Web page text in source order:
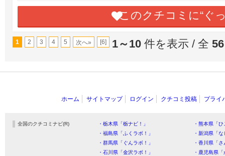
このクチコミに“ぐ
1 2 3 4 5 次へ» [6] 1～10 件を表示 / 全 56
ホーム サイトマップ ログイン クチコミ投稿 プライ
全国のクチコミナビ(R) ・栃木県「栃ナビ！」
・熊本県「
・福島県「ふくラボ！」
・新潟県「
・群馬県「ぐんラボ！」
・香川県「
・石川県「金沢ラボ！」
・鹿児島県